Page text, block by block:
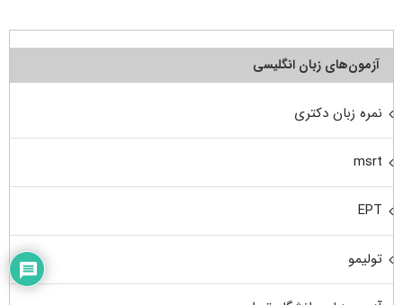
آزمون‌های زبان انگلیسی
نمره زبان دکتری
msrt
EPT
تولیمو